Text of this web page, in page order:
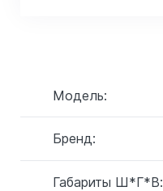
Модель:
Бренд:
Габариты Ш*Г*В: